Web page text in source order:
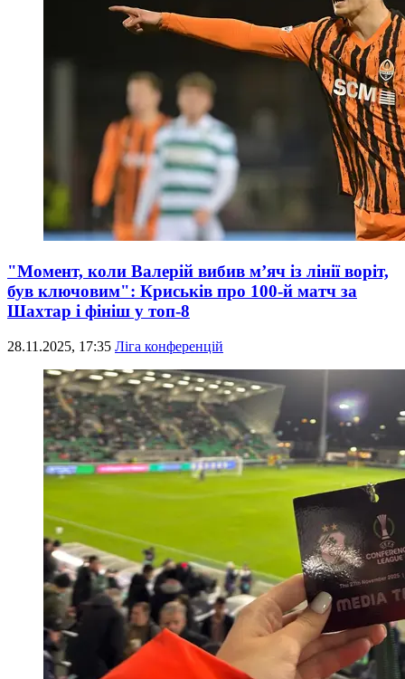
"Момент, коли Валерій вибив м’яч із лінії воріт,
був ключовим": Криськів про 100-й матч за
Шахтар і фініш у топ-8
28.11.2025, 17:35 Ліга конференцій